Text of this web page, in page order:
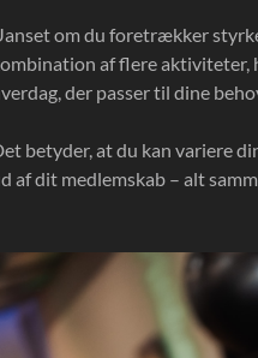
om du foretrækker
af flere aktiviteter,
der passer til dine
betyder, at du kan variere
af dit medlemskab – alt